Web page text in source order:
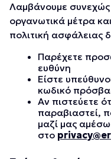
Λαμβάνουμε συνεχώς
οργανωτικά μέτρα
πολιτική ασφάλειας
Παρέχετε
ευθύνη
Είστε
κωδικό
Αν πιστεύετε
παραβιαστεί,
μαζί μας
στο